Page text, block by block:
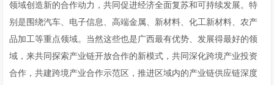
领域创造新的合作动力，共同促进经济全面复苏和可持续发展。特
别是围绕汽车、电子信息、高端金属、新材料、化工新材料、农产
品加工等重点领域。当然这些也是广西最有优势、发展得最好的领
域，来共同探索产业链开放合作的新模式，共同深化跨境产业投资
合作，共建跨境产业合作示范区，推进区域内的产业链供应链深度